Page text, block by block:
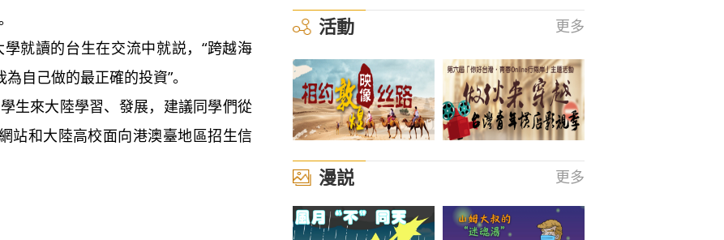
讀的台生在交流中就説，“跨越海
自己做的最正確的投資”。
來大陸學習、發展，建議同學們從
站和大陸高校面向港澳臺地區招生信
活動 更多
漫説 更多